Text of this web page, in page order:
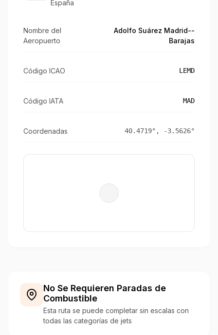
España
Nombre del
Aeropuerto
Adolfo Suárez Madrid--
Barajas
Código ICAO LEMD
Código IATA MAD
Coordenadas 40.4719°, -3.5626°
No Se Requieren Paradas de
Combustible
Esta ruta se puede completar sin escalas con
todas las categorías de jets